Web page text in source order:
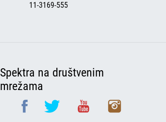
11-3169-555
Spektra na društvenim
mrežama